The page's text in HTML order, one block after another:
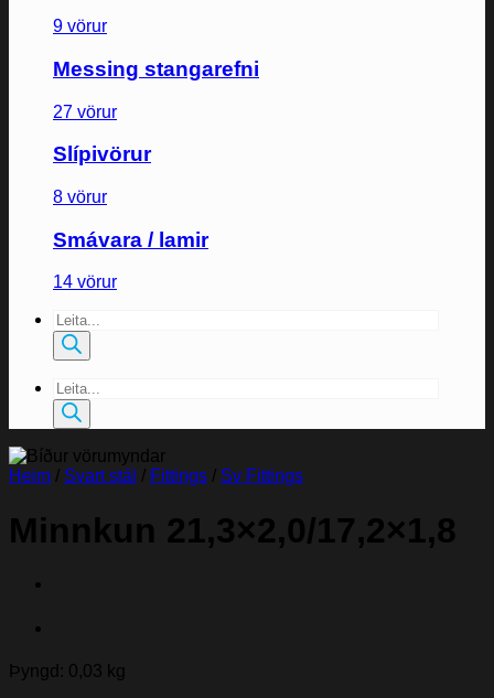
9 vörur
Messing stangarefni
27 vörur
Slípivörur
8 vörur
Smávara / lamir
14 vörur
Products
search
Products
search
Heim / Svart stál / Fittings / Sv Fittings
Minnkun 21,3×2,0/17,2×1,8
Þyngd: 0,03 kg